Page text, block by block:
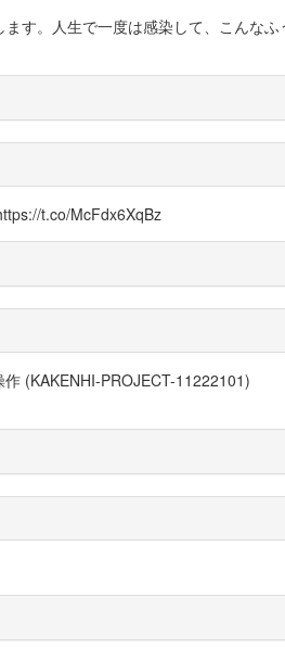
す。人生で一度は感染して、こんなふ
t.co/McFdx6XqBz
(KAKENHI-PROJECT-11222101)